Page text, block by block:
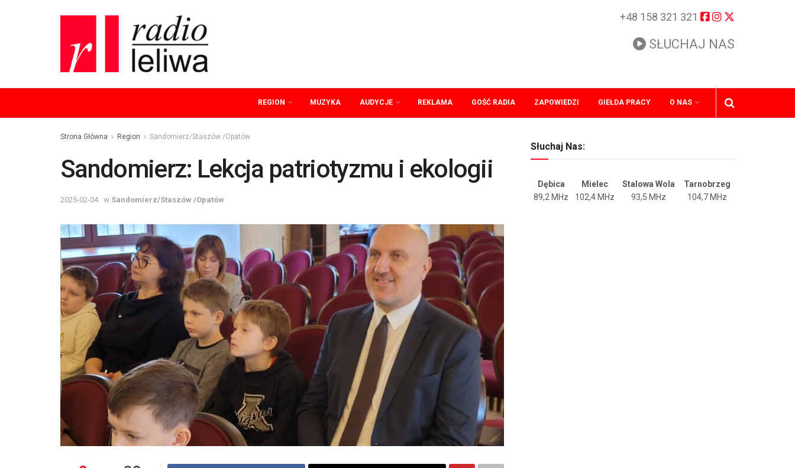
+48 158 321 321
SŁUCHAJ NAS
REGION MUZYKA AUDYCJE REKLAMA GOŚĆ RADIA ZAPOWIEDZI GIEŁDA PRACY O NAS
Strona Główna Region Sandomierz/Staszów /Opatów
Sandomierz: Lekcja patriotyzmu i ekologii
2025-02-04 w Sandomierz/Staszów /Opatów
Słuchaj Nas:
Dębica Mielec Stalowa Wola
Tarnobrzeg
89,2 MHz
102,4 MHz 93,5 MHz 104,7 MHz